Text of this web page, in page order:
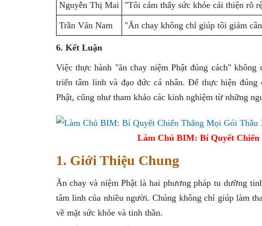
Nguyễn Thị Mai "Tôi cảm thấy sức khỏe cải thiện rõ
Trần Văn Nam "Ăn chay không chỉ giúp tôi giảm
6. Kết Luận
Việc thực hành "ăn chay niệm Phật đúng cách"
triển tâm linh và đạo đức cá nhân. Để thực hiện đúng
Phật, cũng như tham khảo các kinh nghiệm từ những
Làm Chủ BIM: Bí Quyết
1. Giới Thiệu Chung
Ăn chay và niệm Phật là hai phương pháp tu dưỡng
tâm linh của nhiều người. Chúng không chỉ giúp làm
về mặt sức khỏe và tinh thần.